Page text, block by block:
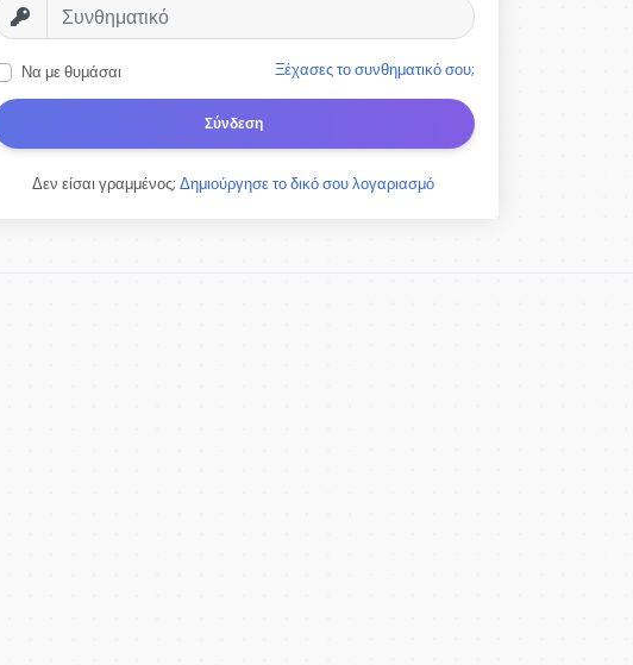
Να με θυμάσαι Ξέχασες το συνθηματικό σου;
Σύνδεση
Δεν είσαι γραμμένος; Δημιούργησε το δικό σου λογαριασμό